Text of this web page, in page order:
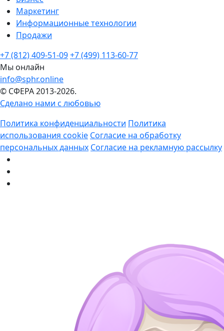
Маркетинг
Информационные технологии
Продажи
+7 (812) 409-51-09+7 (499) 113-60-77
Мы онлайн
info@sphr.online
© СФЕРА 2013-2026.
Сделано нами с любовью
Политика конфиденциальности Политика
использования cookie Согласие на обработку
персональных данных Согласие на рекламную рассылку